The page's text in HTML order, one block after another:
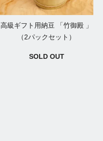
高級ギフト用納豆 「竹御殿 」
（2パックセット）
SOLD OUT